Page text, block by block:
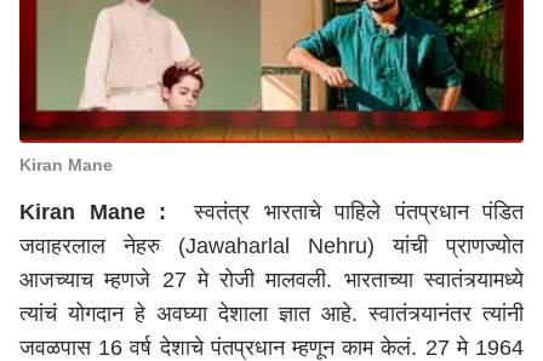
Kiran Mane
Kiran Mane : स्वतंत्र भारताचे पाहिले पंतप्रधान पंडित
जवाहरलाल नेहरु (Jawaharlal Nehru) यांची प्राणज्योत
आजच्याच म्हणजे 27 मे रोजी मालवली. भारताच्या स्वातंत्र्यामध्ये
त्यांचं योगदान हे अवघ्या देशाला ज्ञात आहे. स्वातंत्र्यानंतर त्यांनी
जवळपास 16 वर्ष देशाचे पंतप्रधान म्हणून काम केलं. 27 मे 1964